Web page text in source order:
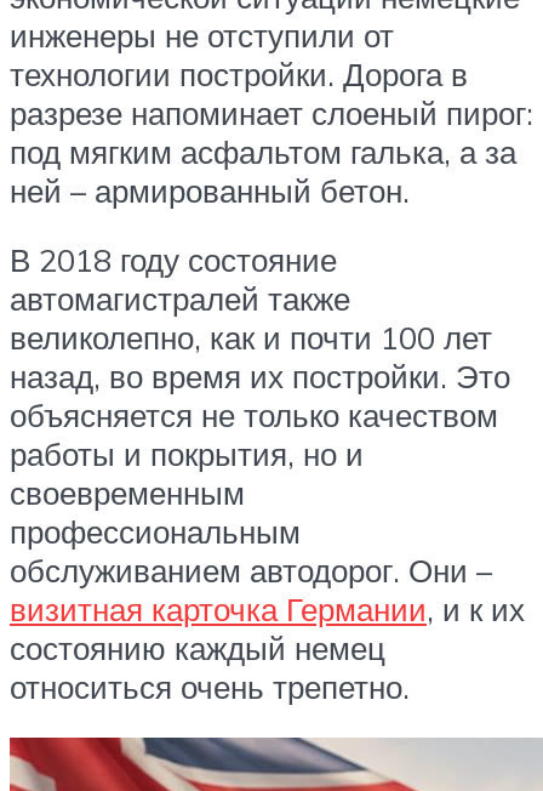
инженеры не отступили от
технологии постройки. Дорога в
разрезе напоминает слоеный пирог:
под мягким асфальтом галька, а за
ней – армированный бетон.
В 2018 году состояние
автомагистралей также
великолепно, как и почти 100 лет
назад, во время их постройки. Это
объясняется не только качеством
работы и покрытия, но и
своевременным
профессиональным
обслуживанием автодорог. Они –
визитная карточка Германии, и к их
состоянию каждый немец
относиться очень трепетно.